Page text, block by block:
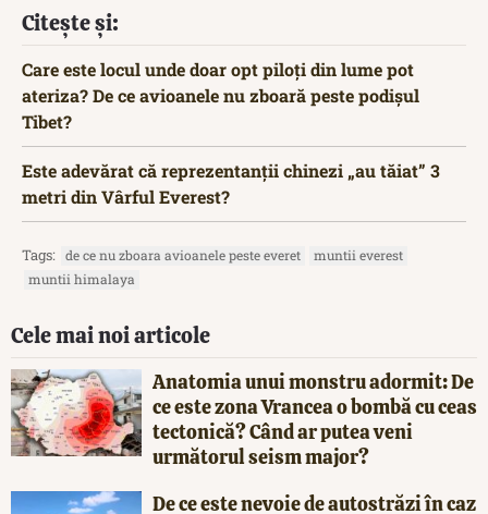
Citește și:
Care este locul unde doar opt piloți din lume pot
ateriza? De ce avioanele nu zboară peste podișul
Tibet?
Este adevărat că reprezentanții chinezi „au tăiat” 3
metri din Vârful Everest?
Tags: de ce nu zboara avioanele peste everet
muntii everest
muntii himalaya
Cele mai noi articole
Anatomia unui monstru adormit: De
ce este zona Vrancea o bombă cu ceas
tectonică? Când ar putea veni
următorul seism major?
De ce este nevoie de autostrăzi în caz